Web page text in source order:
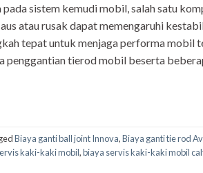
pada sistem kemudi mobil, salah satu
atau rusak dapat memengaruhi
tepat untuk menjaga performa mobil
penggantian tierod mobil beserta
Biaya ganti ball joint Innova,Biaya ganti tie rod
kaki-kaki mobil,biaya servis kaki-kaki mobil